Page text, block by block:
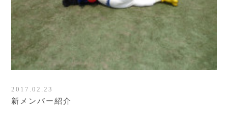
2017.02.23
新メンバー紹介